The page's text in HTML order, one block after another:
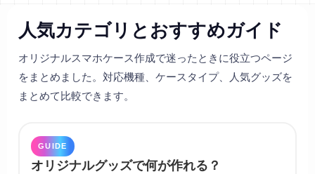
人気カテゴリとおすすめガイド
オリジナルスマホケース作成で迷ったときに役立つページ
をまとめました。対応機種、ケースタイプ、人気グッズを
まとめて比較できます。
GUIDE
オリジナルグッズで何が作れる？